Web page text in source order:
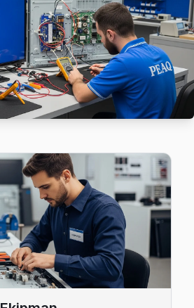
→
Servis
için Peaq TV tamir hizmetimiz: teşhis
Merkezi →
Servis
Anakart Tamiri →
Servis
Peaq kullanıcıları için haftanın
Arıza →
güç kartı kondansatör şişmesi en